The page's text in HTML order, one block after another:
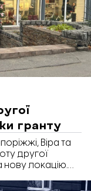
гранту
Віра та
другої
нову локацію.
Про це